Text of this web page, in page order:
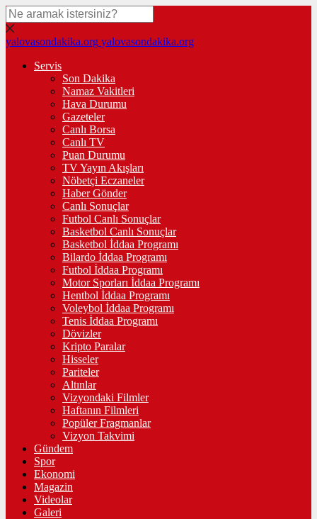
yalovasondakika.org yalovasondakika.org
Servis
Son Dakika
Namaz Vakitleri
Hava Durumu
Gazeteler
Canlı Borsa
Canlı TV
Puan Durumu
TV Yayın Akışları
Nöbetçi Eczaneler
Haber Gönder
Canlı Sonuçlar
Futbol Canlı Sonuçlar
Basketbol Canlı Sonuçlar
Basketbol İddaa Programı
Bilardo İddaa Programı
Futbol İddaa Programı
Motor Sporları İddaa Programı
Hentbol İddaa Programı
Voleybol İddaa Programı
Tenis İddaa Programı
Dövizler
Kripto Paralar
Hisseler
Pariteler
Altınlar
Vizyondaki Filmler
Haftanın Filmleri
Popüler Fragmanlar
Vizyon Takvimi
Gündem
Spor
Ekonomi
Magazin
Videolar
Galeri